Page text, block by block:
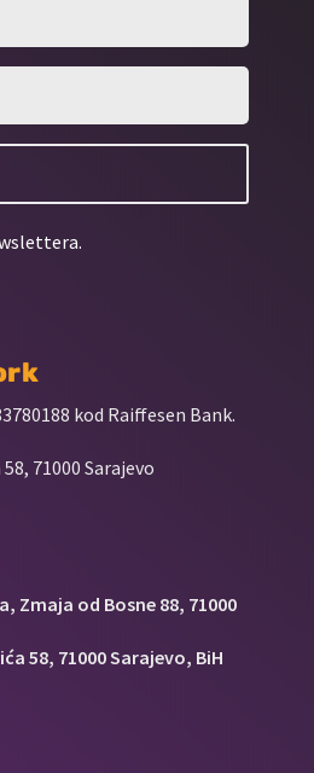
kod Raiffesen Bank.
71000 Sarajevo
Zmaja od Bosne 88, 71000
58, 71000 Sarajevo, BiH